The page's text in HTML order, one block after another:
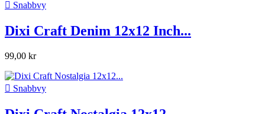
 Snabbvy
Dixi Craft Denim 12x12 Inch...
99,00 kr
 Snabbvy